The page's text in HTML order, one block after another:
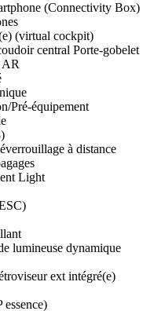
(Connectivity Box)
(virtual cockpit)
central Porte-gobelet
AR
Pré-équipement
à distance
Light
lumineuse dynamique
ext intégré(e)
essence)